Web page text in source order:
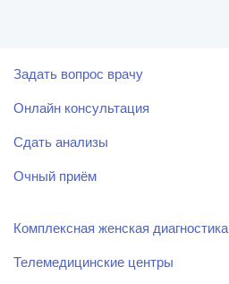
Задать вопрос врачу
Онлайн консультация
Сдать анализы
Очный приём
Комплексная женская диагностика
Телемедицинские центры